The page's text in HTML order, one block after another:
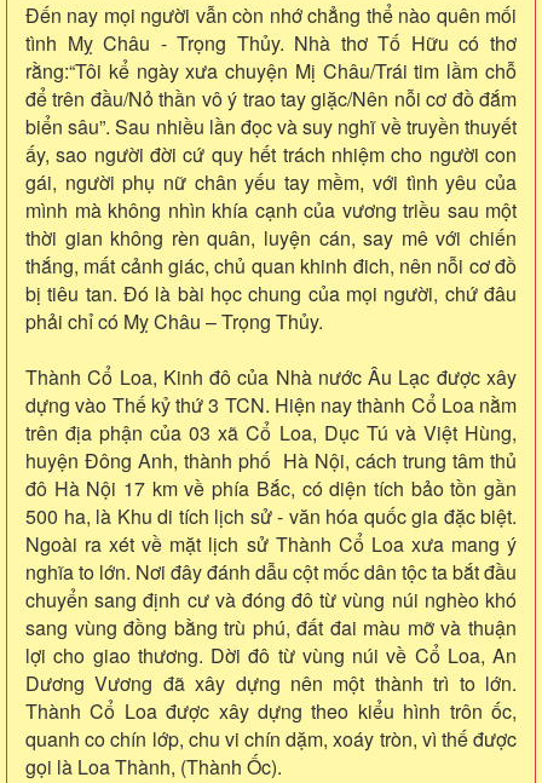
Đến nay mọi người vẫn còn nhớ chẳng thể nào quên mối
tình Mỵ Châu - Trọng Thủy. Nhà thơ Tố Hữu có thơ
rằng:“Tôi kể ngày xưa chuyện Mị Châu/Trái tim lầm chỗ
để trên đầu/Nỏ thần vô ý trao tay giặc/Nên nỗi cơ đồ đắm
biển sâu”. Sau nhiều lần đọc và suy nghĩ về truyền thuyết
ấy, sao người đời cứ quy hết trách nhiệm cho người con
gái, người phụ nữ chân yếu tay mềm, với tình yêu của
mình mà không nhìn khía cạnh của vương triều sau một
thời gian không rèn quân, luyện cán, say mê với chiến
thắng, mất cảnh giác, chủ quan khinh đich, nên nỗi cơ đồ
bị tiêu tan. Đó là bài học chung của mọi người, chứ đâu
phải chỉ có Mỵ Châu – Trọng Thủy.
Thành Cổ Loa, Kinh đô của Nhà nước Âu Lạc được xây
dựng vào Thế kỷ thứ 3 TCN. Hiện nay thành Cổ Loa nằm
trên địa phận của 03 xã Cổ Loa, Dục Tú và Việt Hùng,
huyện Đông Anh, thành phố Hà Nội, cách trung tâm thủ
đô Hà Nội 17 km về phía Bắc, có diện tích bảo tồn gần
500 ha, là Khu di tích lịch sử - văn hóa quốc gia đặc biệt.
Ngoài ra xét về mặt lịch sử Thành Cổ Loa xưa mang ý
nghĩa to lớn. Nơi đây đánh dẫu cột mốc dân tộc ta bắt đầu
chuyển sang định cư và đóng đô từ vùng núi nghèo khó
sang vùng đồng bằng trù phú, đất đai màu mỡ và thuận
lợi cho giao thương. Dời đô từ vùng núi về Cổ Loa, An
Dương Vương đã xây dựng nên một thành trì to lớn.
Thành Cổ Loa được xây dựng theo kiểu hình trôn ốc,
quanh co chín lớp, chu vi chín dặm, xoáy tròn, vì thế được
gọi là Loa Thành, (Thành Ốc).